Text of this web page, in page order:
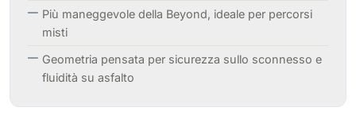
Più maneggevole della Beyond, ideale per percorsi
misti
Geometria pensata per sicurezza sullo sconnesso e
fluidità su asfalto